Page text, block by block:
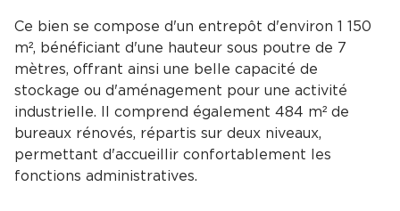
Ce bien se compose d'un entrepôt d'environ 1 150
m², bénéficiant d'une hauteur sous poutre de 7
mètres, offrant ainsi une belle capacité de
stockage ou d'aménagement pour une activité
industrielle. Il comprend également 484 m² de
bureaux rénovés, répartis sur deux niveaux,
permettant d'accueillir confortablement les
fonctions administratives.